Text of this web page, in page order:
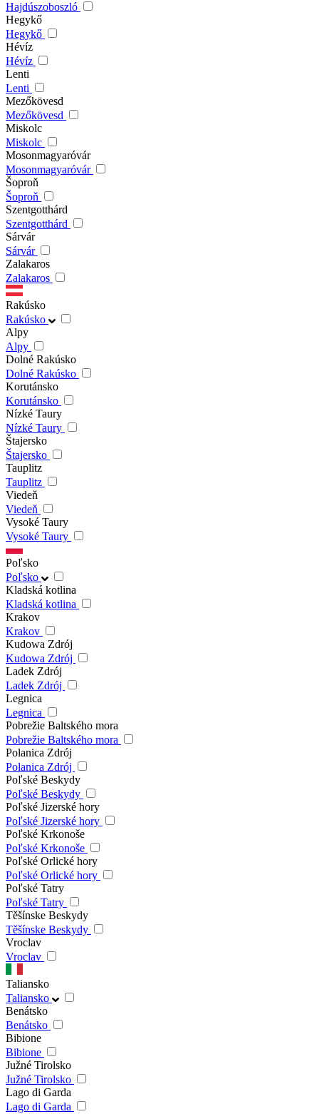
Hajdúszoboszló
Hegykő
Hegykő
Hévíz
Hévíz
Lenti
Lenti
Mezőkövesd
Mezőkövesd
Miskolc
Miskolc
Mosonmagyaróvár
Mosonmagyaróvár
Šoproň
Šoproň
Szentgotthárd
Szentgotthárd
Sárvár
Sárvár
Zalakaros
Zalakaros
Rakúsko
Rakúsko
Alpy
Alpy
Dolné Rakúsko
Dolné Rakúsko
Korutánsko
Korutánsko
Nízké Taury
Nízké Taury
Štajersko
Štajersko
Tauplitz
Tauplitz
Viedeň
Viedeň
Vysoké Taury
Vysoké Taury
Poľsko
Poľsko
Kladská kotlina
Kladská kotlina
Krakov
Krakov
Kudowa Zdrój
Kudowa Zdrój
Ladek Zdrój
Ladek Zdrój
Legnica
Legnica
Pobrežie Baltského mora
Pobrežie Baltského mora
Polanica Zdrój
Polanica Zdrój
Poľské Beskydy
Poľské Beskydy
Poľské Jizerské hory
Poľské Jizerské hory
Poľské Krkonoše
Poľské Krkonoše
Poľské Orlické hory
Poľské Orlické hory
Poľské Tatry
Poľské Tatry
Těšínske Beskydy
Těšínske Beskydy
Vroclav
Vroclav
Taliansko
Taliansko
Benátsko
Benátsko
Bibione
Bibione
Južné Tirolsko
Južné Tirolsko
Lago di Garda
Lago di Garda